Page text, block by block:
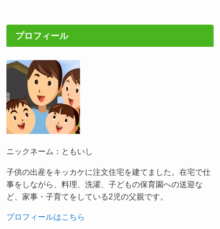
プロフィール
ニックネーム：ともいし
子供の出産をキッカケに注文住宅を建てました。在宅で仕
事をしながら、料理、洗濯、子どもの保育園への送迎な
ど、家事・子育てをしている2児の父親です。
プロフィールはこちら